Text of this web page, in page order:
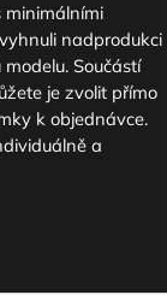
minimálními
nadprodukci
Součástí
je zvolit přímo
k objednávce.
a